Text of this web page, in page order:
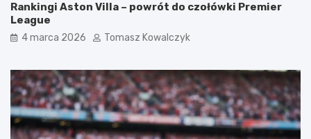
Rankingi Aston Villa – powrót do czołówki Premier
League
4 marca 2026 Tomasz Kowalczyk